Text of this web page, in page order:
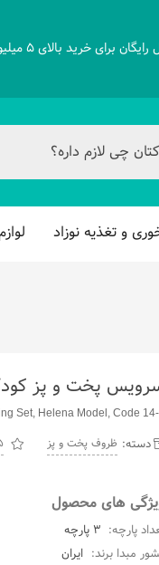
برای خرید بالای 5 میلیون ( امکان خرید حضوری )
و تغذیه نوزاد
پخت و پز کودک ۳ پارچه هرا مدل هلنا
Set, Helena Model, Code
دسته: ظروف پخت و پز 5
های محصول
پارچه:
مبدا برند: ایران